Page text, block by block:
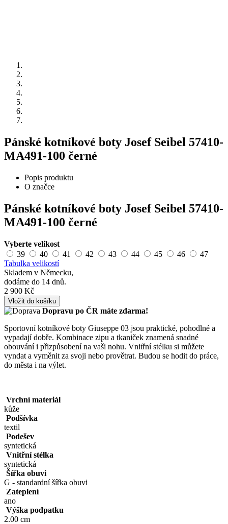
Pánské kotníkové boty Josef Seibel 57410-
MA491-100 černé
Popis produktu
O značce
Pánské kotníkové boty Josef Seibel 57410-
MA491-100 černé
Vyberte velikost
39
40 41 42 43 44 45 46
47
Tabulka velikostí
Skladem v Německu,
dodáme do 14 dnů.
2 900 Kč
Vložit do košíku
Dopravu po ČR máte zdarma!
Sportovní kotníkové boty Giuseppe 03 jsou praktické, pohodlné a
vypadají dobře. Kombinace zipu a tkaniček znamená snadné
obouvání i přizpůsobení na vaši nohu. Vnitřní stélku si můžete
vyndat a vyměnit za svoji nebo provětrat. Budou se hodit do práce,
do města i na výlet.
Vrchní materiál
kůže
Podšívka
textil
Podešev
syntetická
Vnitřní stélka
syntetická
Šířka obuvi
G - standardní šířka obuvi
Zateplení
ano
Výška podpatku
2.00 cm